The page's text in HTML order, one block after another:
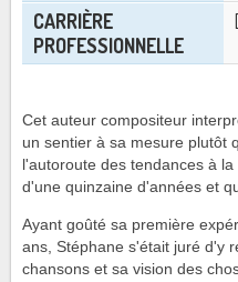
CARRIÈRE
PROFESSIONNELLE
Cet auteur compositeur
un sentier à sa mesure plutôt
l'autoroute des tendances à
d'une quinzaine d'années et
Ayant goûté sa première
ans, Stéphane s'était juré d'y
chansons et sa vision des